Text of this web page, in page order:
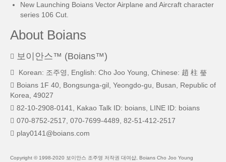
New Launching Boians Vector Airplane and Aircraft character
series 106 Cut.
About Boians
보이안스™ (Boians™)
Korean: 조주영, English: Cho Joo Young, Chinese: 趙 柱 瑩
Boians 1F 40, Bongsunga-gil, Yeongdo-gu, Busan, Republic of
Korea, 49027
82-10-2908-0141, Kakao Talk ID: boians, LINE ID: boians
070-8752-2517, 070-7699-4489, 82-51-412-2517
play0141@boians.com
Copyright © 1998-2020 보이안스 조주영 저작권 대여샵, Boians Cho Joo Young